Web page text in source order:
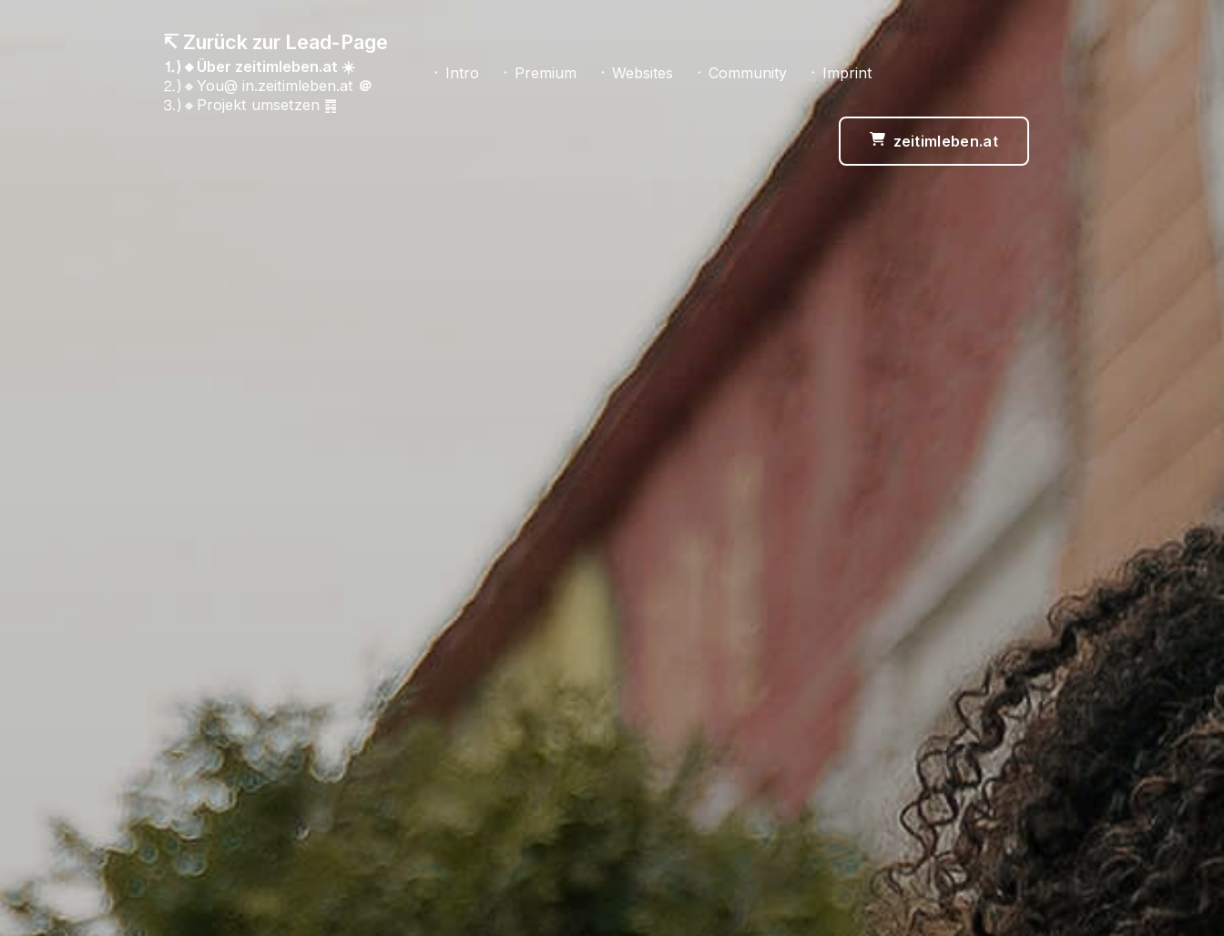
↸ Zurück zur Lead-Page
⒈)🔸Über zeitimleben.at ☀️
⒉)🔸You@ in.zeitimleben.at ＠
⒊)🔸Projekt umsetzen ䷴
᛫ Intro ᛫ Premium ᛫ Websites ᛫ Community ᛫ Imprint
zeitimleben.at